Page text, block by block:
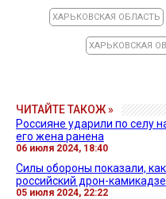
ХАРЬКОВСКАЯ ОБЛАСТЬ
ХАРЬКОВСКАЯ
ЧИТАЙТЕ ТАКОЖ »
Россияне ударили по селу
его жена ранена
06 июля 2024, 18:40
Силы обороны показали,
российский дрон-камикадзе
05 июля 2024, 22:22